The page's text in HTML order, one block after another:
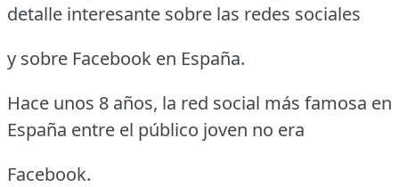
detalle interesante sobre las redes sociales
y sobre Facebook en España.
Hace unos 8 años, la red social más famosa en
España entre el público joven no era
Facebook.